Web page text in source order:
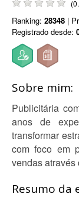
Ranking: 28348 |
Registrado desde:
Sobre mim:
Publicitária
anos de
transformar
com foco em
vendas através
Resumo da